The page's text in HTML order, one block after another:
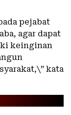
pejabat
agar dapat
keinginan
kata